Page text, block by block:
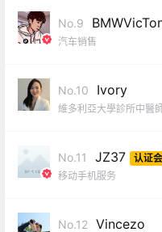
No.9
汽车销售
No.10 Ivory
維多利亞大學診所中醫
No.11 JZ37
认证
移动手机服务
No.12 Vincezo